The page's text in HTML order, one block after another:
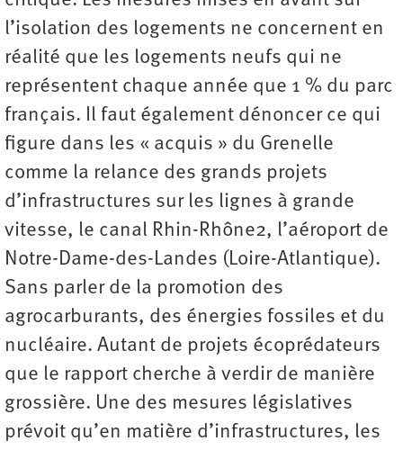
l’isolation des logements ne concernent en
réalité que les logements neufs qui ne
représentent chaque année que 1 % du parc
français. Il faut également dénoncer ce qui
figure dans les « acquis » du Grenelle
comme la relance des grands projets
d’infrastructures sur les lignes à grande
vitesse, le canal Rhin-Rhône2, l’aéroport de
Notre-Dame-des-Landes (Loire-Atlantique).
Sans parler de la promotion des
agrocarburants, des énergies fossiles et du
nucléaire. Autant de projets écoprédateurs
que le rapport cherche à verdir de manière
grossière. Une des mesures législatives
prévoit qu’en matière d’infrastructures, les